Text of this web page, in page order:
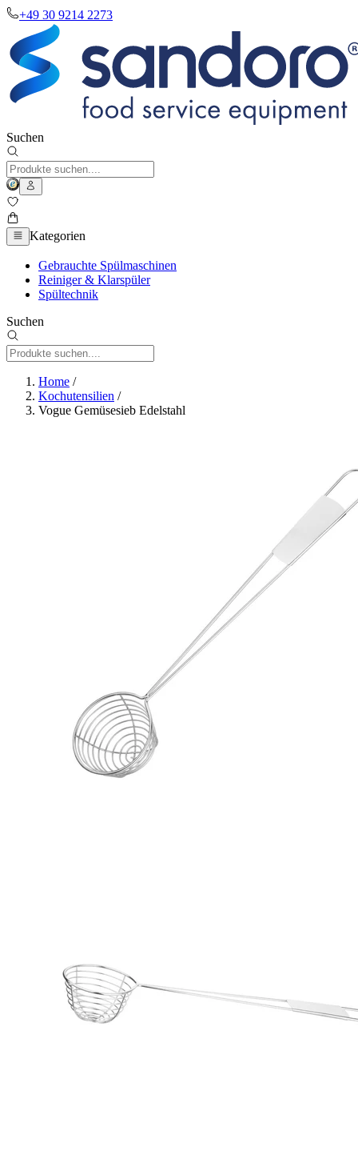
+49 30 9214 2273
Suchen
Kategorien
Gebrauchte Spülmaschinen
Reiniger & Klarspüler
Spültechnik
Suchen
Home /
Kochutensilien /
Vogue Gemüsesieb Edelstahl